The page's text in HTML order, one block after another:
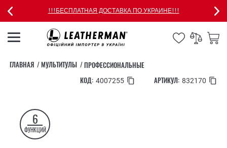
!!!БЕСПЛАТНАЯ ДОСТАВКА ПО УКРАИНЕ!!!
ГЛАВНАЯ МУЛЬТИТУЛЫ
ПРОФЕССИОНАЛЬНЫЕ
КОД: 4007255 АРТИКУЛ: 832170
6
ФУНКЦИЙ